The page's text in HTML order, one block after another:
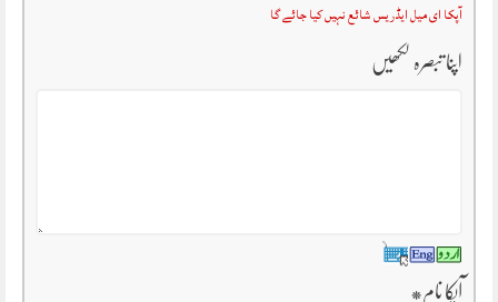
آپکا ای میل ایڈریس شائع نہیں کیا جائے گا
اپنا تبصرہ لکھیں
آپکا نام*